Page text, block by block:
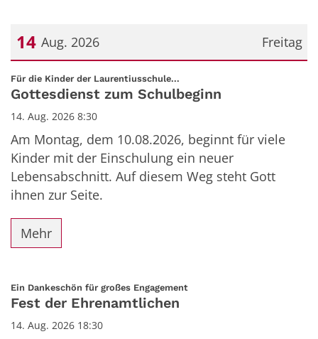
Freitag
14 Aug. 2026
Datum: 14. August 2026
Für die Kinder der Laurentiusschule...
Gottesdienst zum Schulbeginn
14. Aug. 2026 8:30
Am Montag, dem 10.08.2026, beginnt für viele
Kinder mit der Einschulung ein neuer
Lebensabschnitt. Auf diesem Weg steht Gott
ihnen zur Seite.
Mehr
Ein Dankeschön für großes Engagement:
Fest der Ehrenamtlichen
14. Aug. 2026 18:30